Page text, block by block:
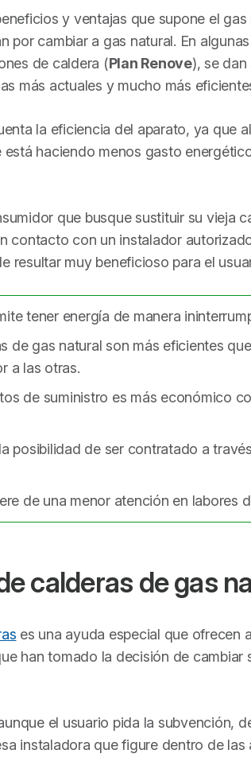
y ventajas que supone el
por cambiar a gas natural. En
de caldera (Plan Renove), se dan
más actuales y mucho más
la eficiencia del aparato, ya que
haciendo menos gasto
que busque sustituir su vieja
contacto con un instalador
resultar muy beneficioso para el
tener energía de manera
de gas natural son más eficientes
a las otras.
de suministro es más económico
posibilidad de ser contratado a
de una menor atención en labores
calderas de gas
es una ayuda especial que ofrecen
han tomado la decisión de cambiar
el usuario pida la subvención,
instaladora que figure dentro de